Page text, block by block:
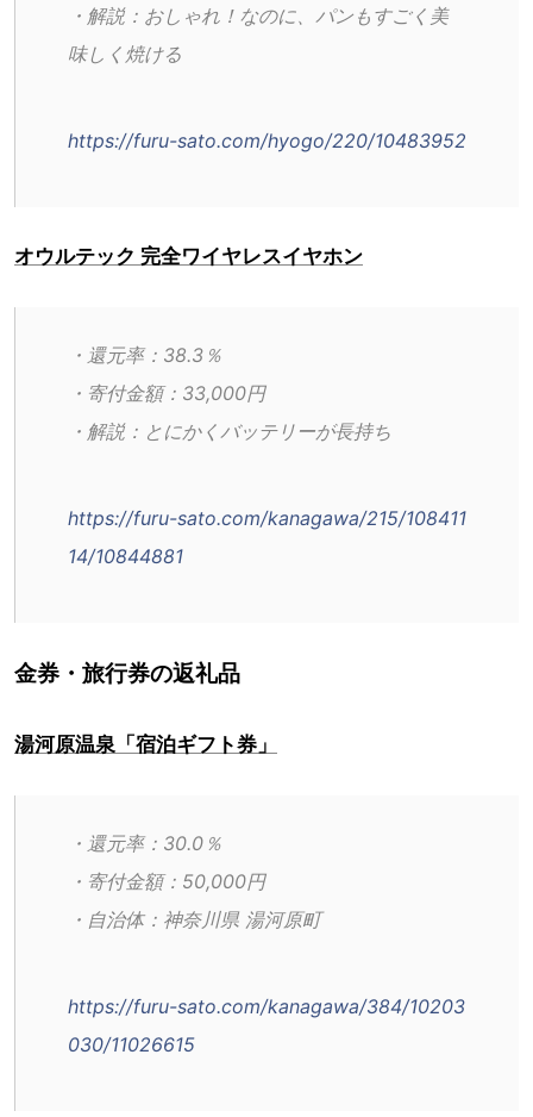
・解説：おしゃれ！なのに、パンもすごく美
味しく焼ける
https://furu-sato.com/hyogo/220/10483952
オウルテック 完全ワイヤレスイヤホン
・還元率：38.3％
・寄付金額：33,000円
・解説：とにかくバッテリーが長持ち
https://furu-sato.com/kanagawa/215/108411
14/10844881
金券・旅行券の返礼品
湯河原温泉「宿泊ギフト券」
・還元率：30.0％
・寄付金額：50,000円
・自治体：神奈川県 湯河原町
https://furu-sato.com/kanagawa/384/10203
030/11026615